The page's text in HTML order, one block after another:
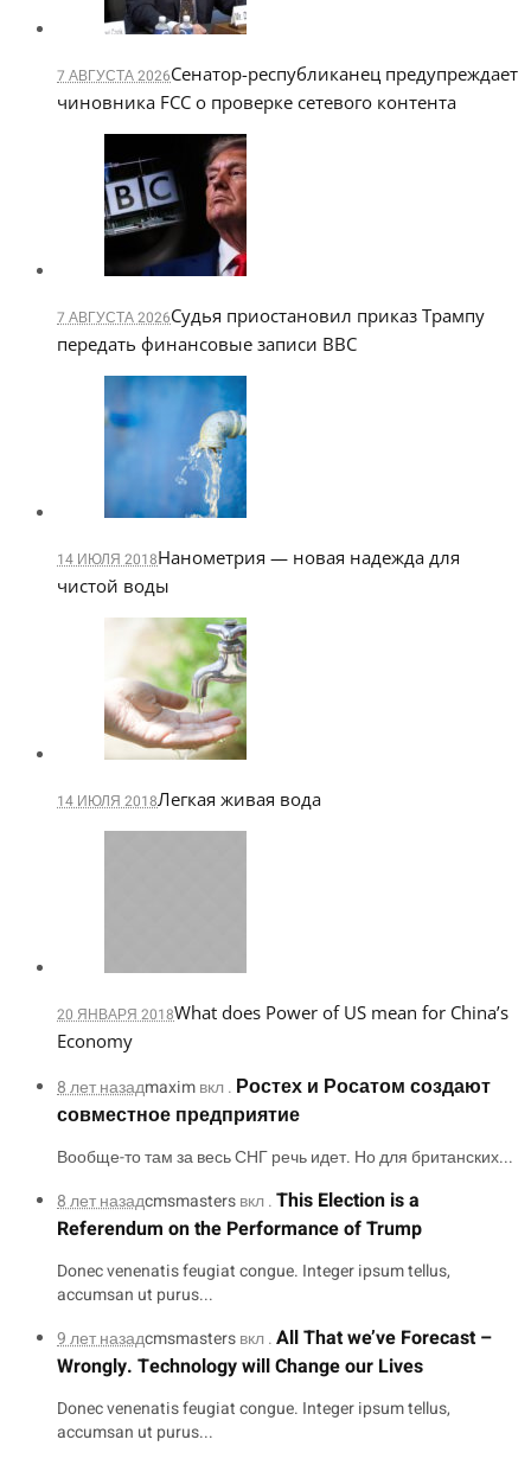
7 АВГУСТА 2026Сенатор-республиканец предупреждает
чиновника FCC о проверке сетевого контента
7 АВГУСТА 2026Судья приостановил приказ Трампу
передать финансовые записи BBC
14 ИЮЛЯ 2018Нанометрия — новая надежда для
чистой воды
14 ИЮЛЯ 2018Легкая живая вода
20 ЯНВАРЯ 2018What does Power of US mean for China’s
Economy
8 лет назадmaximвкл . Ростех и Росатом создают
совместное предприятие
Вообще-то там за весь СНГ речь идет. Но для британских...
8 лет назадcmsmastersвкл .This Election is a
Referendum on the Performance of Trump
Donec venenatis feugiat congue. Integer ipsum tellus,
accumsan ut purus...
9 лет назадcmsmastersвкл .All That we’ve Forecast –
Wrongly. Technology will Change our Lives
Donec venenatis feugiat congue. Integer ipsum tellus,
accumsan ut purus...